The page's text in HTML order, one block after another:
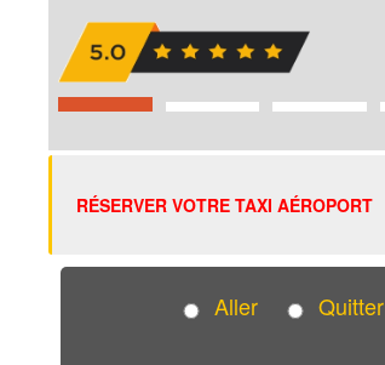
RÉSERVER VOTRE TAXI AÉROPORT
Aller Quitter